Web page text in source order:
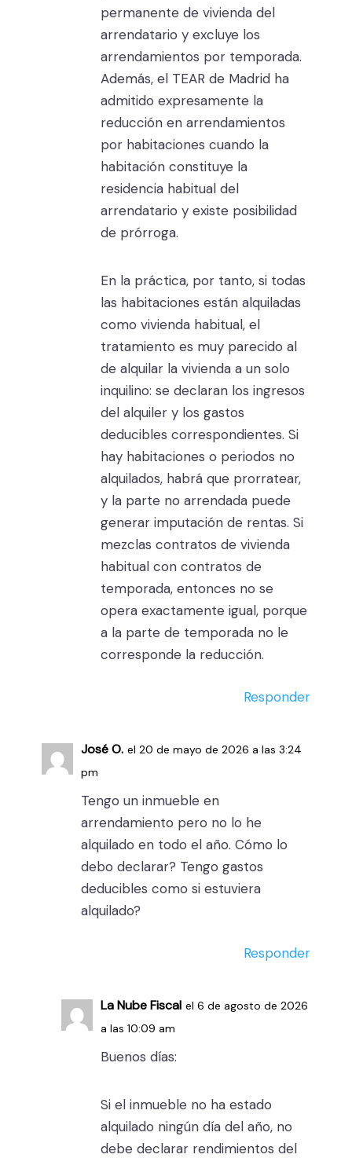
permanente de vivienda del
arrendatario y excluye los
arrendamientos por temporada.
Además, el TEAR de Madrid ha
admitido expresamente la
reducción en arrendamientos
por habitaciones cuando la
habitación constituye la
residencia habitual del
arrendatario y existe posibilidad
de prórroga.
En la práctica, por tanto, si todas
las habitaciones están alquiladas
como vivienda habitual, el
tratamiento es muy parecido al
de alquilar la vivienda a un solo
inquilino: se declaran los ingresos
del alquiler y los gastos
deducibles correspondientes. Si
hay habitaciones o periodos no
alquilados, habrá que prorratear,
y la parte no arrendada puede
generar imputación de rentas. Si
mezclas contratos de vivienda
habitual con contratos de
temporada, entonces no se
opera exactamente igual, porque
a la parte de temporada no le
corresponde la reducción.
Responder
José O. el 20 de mayo de 2026 a las 3:24
pm
Tengo un inmueble en
arrendamiento pero no lo he
alquilado en todo el año. Cómo lo
debo declarar? Tengo gastos
deducibles como si estuviera
alquilado?
Responder
La Nube Fiscal el 6 de agosto de 2026
a las 10:09 am
Buenos días:
Si el inmueble no ha estado
alquilado ningún día del año, no
debe declarar rendimientos del